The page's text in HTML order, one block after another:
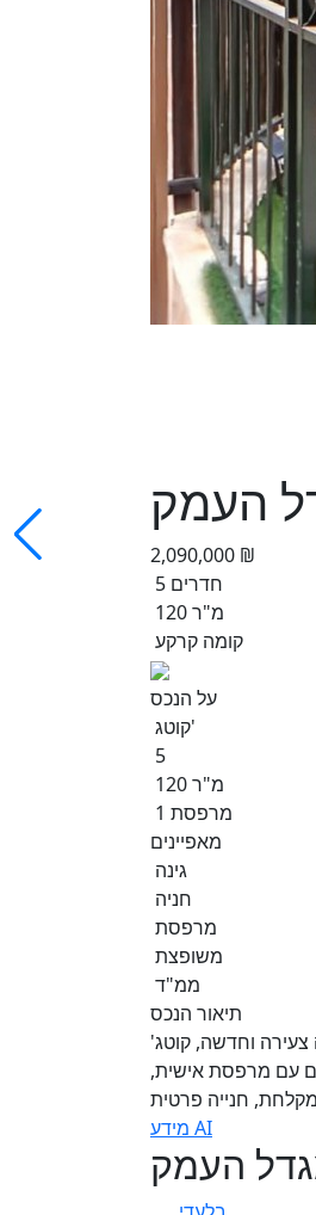
2,090,000 ₪
5 חדרים
120 מ"ר
קומה קרקע
על הנכס
קוטג'
5
120 מ"ר
1 מרפסת
מאפיינים
גינה
חניה
מרפסת
משופצת
ממ"ד
תיאור הנכס
וחדשה, קוטג'
כ 50 מ"ר , יחידת הורים עם עם מרפסת אישית,
מידע AI
העמק